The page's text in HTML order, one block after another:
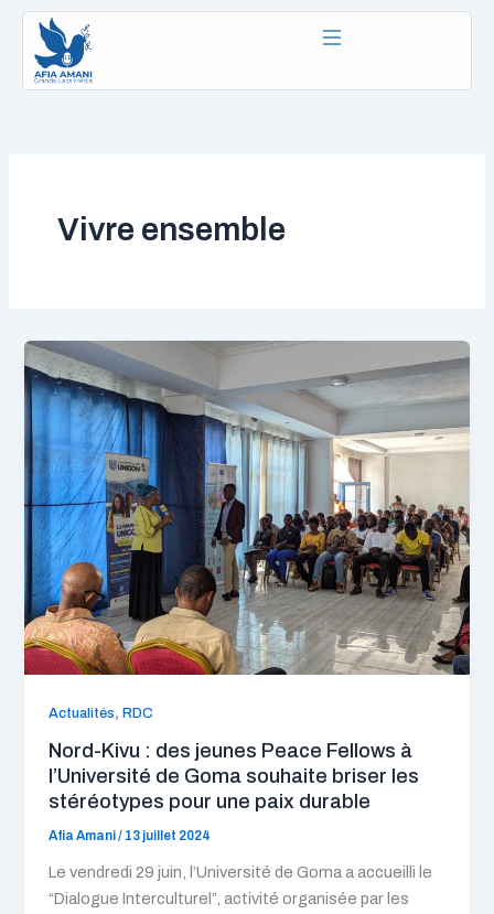
Aller
contenu
Vivre ensemble
Actualités,RDC
Nord-Kivu : des jeunes Peace Fellows à
l’Université de Goma souhaite briser les
stéréotypes pour une paix durable
Afia Amani/ 13 juillet 2024
Le vendredi 29 juin, l’Université de Goma a accueilli le
“Dialogue Interculturel”, activité organisée par les